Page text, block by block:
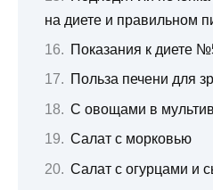
на диете и правильном
Показания к диете
Польза печени для
С овощами в
Салат с морковью
Салат с огурцами и